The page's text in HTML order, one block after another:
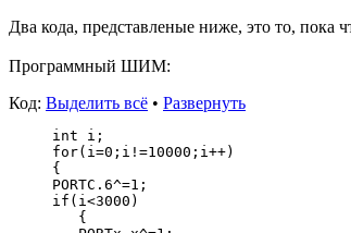
Два кода, представленые ниже, это то,
Программный ШИМ:
Код: Выделить всё • Развернуть
int i;
for(i=0;i!=10000;i++)
{
PORTC.6^=1;
if(i<3000)
{